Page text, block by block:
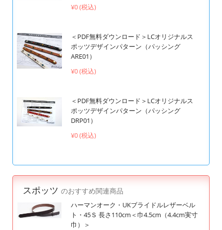
¥0 (税込)
＜PDF無料ダウンロード＞LCオリジナルス
ポッツデザインパターン（パッシング
ARE01）
¥0 (税込)
＜PDF無料ダウンロード＞LCオリジナルス
ポッツデザインパターン（パッシング
DRP01）
¥0 (税込)
スポッツ のおすすめ関連商品
ハーマンオーク・UKブライドルレザーベル
ト・45Ｓ 長さ110cm＜巾4.5cm（4.4cm実寸
巾）＞